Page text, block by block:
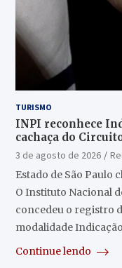
TURISMO
INPI reconhece
cachaça do
3 de agosto de 2026
Estado de São Paulo
O Instituto Nacional
concedeu o registro
modalidade
Continue lendo